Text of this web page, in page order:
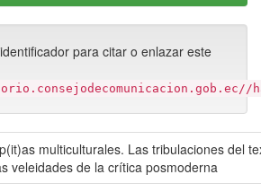
para citar o enlazar este
multiculturales. Las tribulaciones del
veleidades de la crítica posmoderna